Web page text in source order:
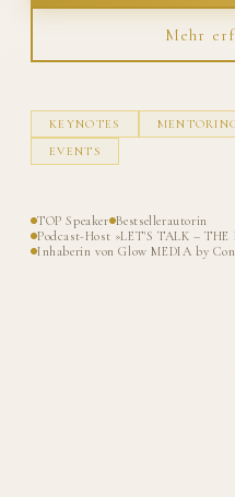
Mehr
KEYNOTES
EVENTS
TOP Speaker Bestsellerautorin
Podcast-Host »LET'S TALK – THE
Inhaberin von Glow MEDIA by